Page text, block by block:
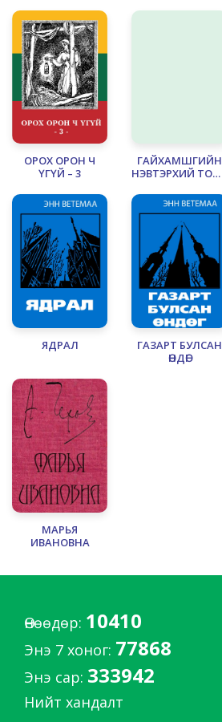
ЧАДДАГ ВЭ?
ОРОХ ОРОН Ч
ҮГҮЙ – 3
ГАЙХАМШГИЙН
НЭВТЭРХИЙ ТОЛЬ
ДУНДАХ
АМЬДРАЛ
ЯДРАЛ
ГАЗАРТ БУЛСАН
ӨНДӨГ
МАРЬЯ
ИВАНОВНА
Өнөөдөр: 10410
Энэ 7 хоног: 77868
Энэ сар: 333942
Нийт хандалт